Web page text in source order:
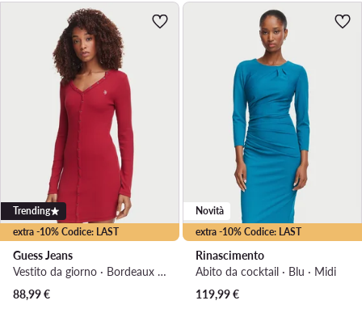
extra -10% Codice: LAST
Trending
Guess Jeans
Vestito da giorno · Bordeaux · Mini
88,99€
extra -10% Codice: LAST
Novità
Rinascimento
Abito da cocktail · Blu · Midi
119,99€